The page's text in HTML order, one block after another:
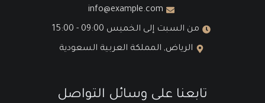
info@example.com
من السبت إلى الخميس 09:00 - 15:00
الرياض, المملكة العربية السعودية
تابعنا على وسائل التواصل